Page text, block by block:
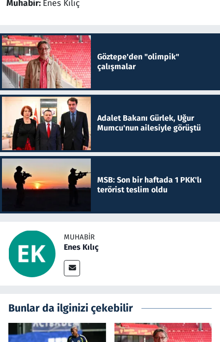
Muhabir: Enes Kılıç
Göztepe'den "olimpik"
çalışmalar
Adalet Bakanı Gürlek, Uğur
Mumcu'nun ailesiyle görüştü
MSB: Son bir haftada 1 PKK'lı
terörist teslim oldu
MUHABIR
Enes Kılıç
Bunlar da ilginizi çekebilir